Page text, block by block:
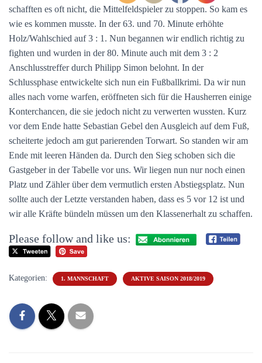
schafften es oft nicht, die Mittelfeldspieler zu stoppen. So kam es
wie es kommen musste. In der 63. und 70. Minute erhöhte
Holz/Wahlschied auf 3 : 1. Nun begannen wir endlich richtig zu
fighten und wurden in der 80. Minute auch mit dem 3 : 2
Anschlusstreffer durch Philipp Simon belohnt. In der
Schlussphase entwickelte sich nun ein Fußballkrimi. Da wir nun
alles nach vorne warfen, eröffneten sich für die Hausherren einige
Konterchancen, die sie jedoch nicht zu verwerten wussten. Kurz
vor dem Ende hatte Sebastian Gebel den Ausgleich auf dem Fuß,
scheiterte jedoch am gut parierenden Torwart. So standen wir am
Ende mit leeren Händen da. Durch den Sieg schoben sich die
Gastgeber in der Tabelle vor uns. Wir liegen nun nur noch einen
Platz und Zähler über dem vermutlich ersten Abstiegsplatz. Nun
sollte auch der Letzte verstanden haben, dass es 5 vor 12 ist und
wir alle Kräfte bündeln müssen um den Klassenerhalt zu schaffen.
Please follow and like us:
Kategorien: 1. MANNSCHAFT AKTIVE SAISON 2018/2019